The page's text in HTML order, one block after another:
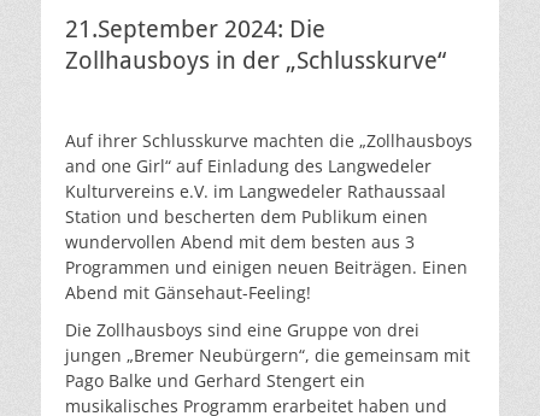
21.September 2024: Die
Zollhausboys in der „Schlusskurve“
Auf ihrer Schlusskurve machten die „Zollhausboys
and one Girl“ auf Einladung des Langwedeler
Kulturvereins e.V. im Langwedeler Rathaussaal
Station und bescherten dem Publikum einen
wundervollen Abend mit dem besten aus 3
Programmen und einigen neuen Beiträgen. Einen
Abend mit Gänsehaut-Feeling!
Die Zollhausboys sind eine Gruppe von drei
jungen „Bremer Neubürgern“, die gemeinsam mit
Pago Balke und Gerhard Stengert ein
musikalisches Programm erarbeitet haben und